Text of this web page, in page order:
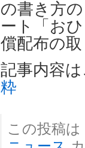
の書き方
ート「お
償配布の
記事内容
粋
この投稿